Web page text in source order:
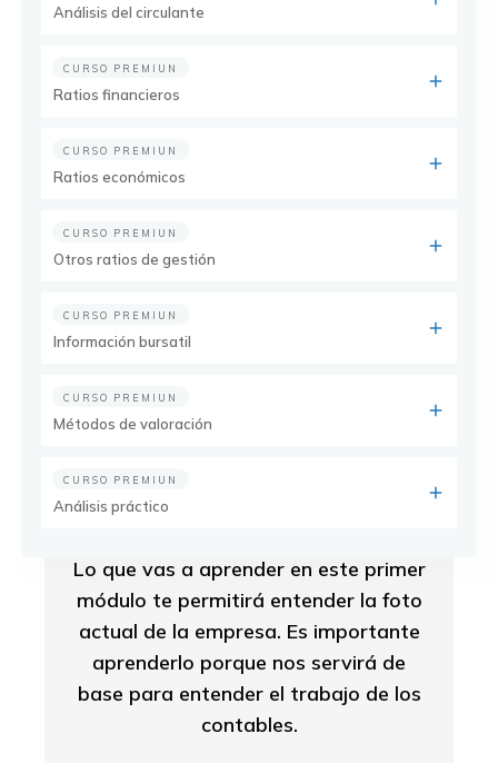
Lo que vas a aprender en este primer
módulo te permitirá entender la foto
actual de la empresa. Es importante
aprenderlo porque nos servirá de
base para entender el trabajo de los
contables.
Análisis del circulante
CURSO PREMIUN
Ratios financieros
CURSO PREMIUN
Ratios económicos
CURSO PREMIUN
Otros ratios de gestión
CURSO PREMIUN
Información bursatil
CURSO PREMIUN
Métodos de valoración
CURSO PREMIUN
Análisis práctico